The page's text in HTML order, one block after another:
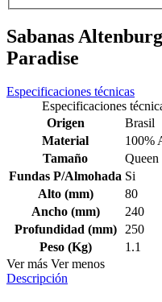
Sabanas
Paradise
Especificaciones técnicas
Especificaciones
Origen
Brasil
Material
100%
Tamaño
Queen
Fundas P/Almohada Si
Alto (mm)
80
Ancho (mm)
240
Profundidad (mm)
250
Peso (Kg)
1.1
Ver más Ver menos
Descripción